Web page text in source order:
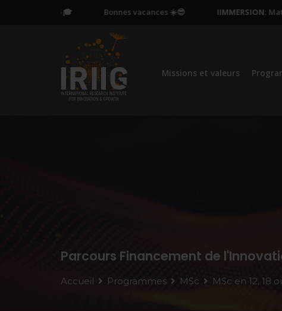
Bonnes vacances ☀️😎 IIMMERSION:Matinée
Missions et valeurs
Parcours Financement de
Accueil Programmes MSc MSc en 12, 18